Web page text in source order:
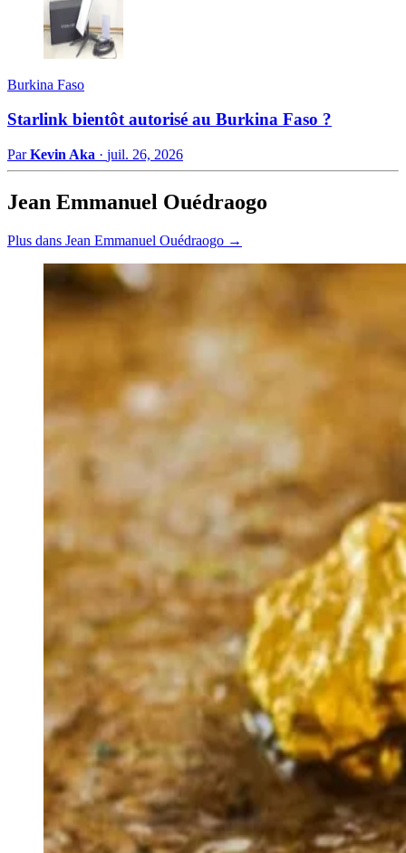
Burkina Faso
Starlink bientôt autorisé au Burkina Faso ?
ParKevin Aka · juil. 26, 2026
Jean Emmanuel Ouédraogo
Plus dans Jean Emmanuel Ouédraogo →